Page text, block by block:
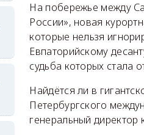
На побережье между
России», новая
которые нельзя
Евпаторийскому
судьба которых стала
Найдётся ли в
Петербургского
генеральный